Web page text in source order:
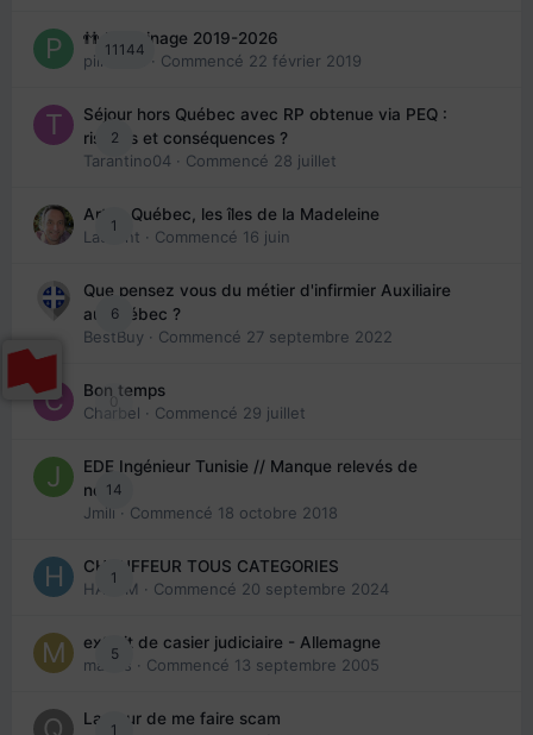
11144
👬 Parrainage 2019-2026
piinoush · Commencé 22 février 2019
2
Séjour hors Québec avec RP obtenue via PEQ :
risques et conséquences ?
Tarantino04 · Commencé 28 juillet
1
Arte : Québec, les îles de la Madeleine
Laurent · Commencé 16 juin
6
Que pensez vous du métier d'infirmier Auxiliaire
au Québec ?
BestBuy · Commencé 27 septembre 2022
0
Bon temps
Charbel · Commencé 29 juillet
14
EDE Ingénieur Tunisie // Manque relevés de
note
Jmili · Commencé 18 octobre 2018
1
CHAUFFEUR TOUS CATEGORIES
HAZEM · Commencé 20 septembre 2024
5
extrait de casier judiciaire - Allemagne
maries · Commencé 13 septembre 2005
1
La peur de me faire scam